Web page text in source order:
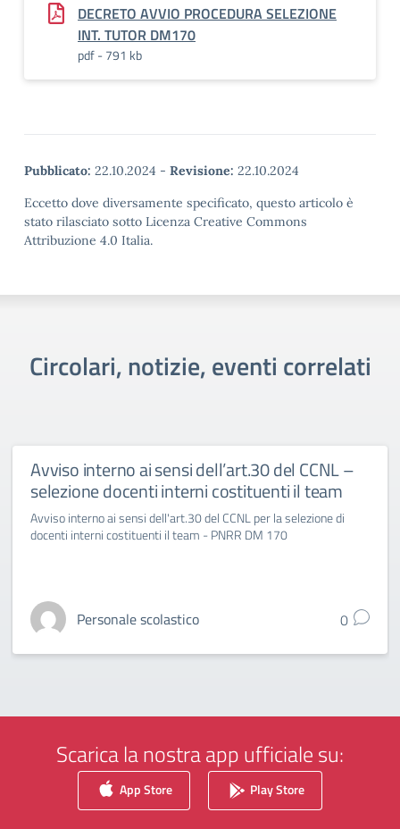
DECRETO AVVIO PROCEDURA SELEZIONE
INT. TUTOR DM170
pdf - 791 kb
Pubblicato: 22.10.2024 - Revisione: 22.10.2024
Eccetto dove diversamente specificato, questo articolo è
stato rilasciato sotto Licenza Creative Commons
Attribuzione 4.0 Italia.
Circolari, notizie, eventi correlati
Avviso interno ai sensi dell’art.30 del CCNL –
selezione docenti interni costituenti il team
Avviso interno ai sensi dell'art.30 del CCNL per la selezione di
docenti interni costituenti il team - PNRR DM 170
Personale scolastico 0
Scarica la nostra app ufficiale su:
App Store Play Store